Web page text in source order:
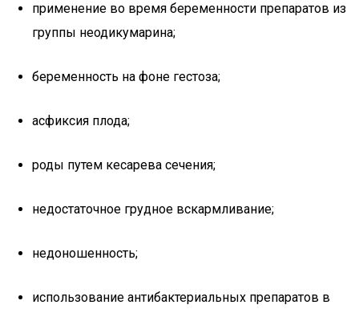
применение во время беременности препаратов из
группы неодикумарина;
беременность на фоне гестоза;
асфиксия плода;
роды путем кесарева сечения;
недостаточное грудное вскармливание;
недоношенность;
использование антибактериальных препаратов в